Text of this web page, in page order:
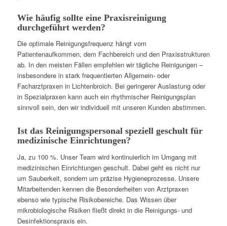
Wie häufig sollte eine Praxisreinigung
durchgeführt werden?
Die optimale Reinigungsfrequenz hängt vom
Patientenaufkommen, dem Fachbereich und den Praxisstrukturen
ab. In den meisten Fällen empfehlen wir tägliche Reinigungen –
insbesondere in stark frequentierten Allgemein- oder
Facharztpraxen in Lichtenbroich. Bei geringerer Auslastung oder
in Spezialpraxen kann auch ein rhythmischer Reinigungsplan
sinnvoll sein, den wir individuell mit unseren Kunden abstimmen.
Ist das Reinigungspersonal speziell geschult für
medizinische Einrichtungen?
Ja, zu 100 %. Unser Team wird kontinuierlich im Umgang mit
medizinischen Einrichtungen geschult. Dabei geht es nicht nur
um Sauberkeit, sondern um präzise Hygieneprozesse. Unsere
Mitarbeitenden kennen die Besonderheiten von Arztpraxen
ebenso wie typische Risikobereiche. Das Wissen über
mikrobiologische Risiken fließt direkt in die Reinigungs- und
Desinfektionspraxis ein.